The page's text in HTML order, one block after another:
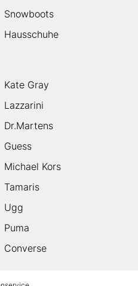
Snowboots
Hausschuhe
Kate Gray
Lazzarini
Dr.Martens
Guess
Michael Kors
Tamaris
Ugg
Puma
Converse